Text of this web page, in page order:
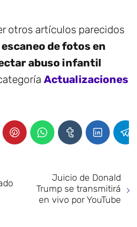
otros artículos parecidos
de fotos en
abuso infantil
Actualizaciones
Juicio de Donald
Trump se transmitirá
en vivo por YouTube